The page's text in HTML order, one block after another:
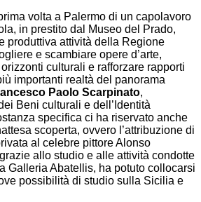
volta a Palermo di un capolavoro
in prestito dal Museo del Prado,
produttiva attività della Regione
e scambiare opere d’arte,
culturali e rafforzare rapporti
importanti realtà del panorama
Paolo Scarpinato,
Beni culturali e dell’Identità
specifica ci ha riservato anche
scoperta, ovvero l’attribuzione di
al celebre pittore Alonso
allo studio e alle attività condotte
Galleria Abatellis, ha potuto collocarsi
possibilità di studio sulla Sicilia e